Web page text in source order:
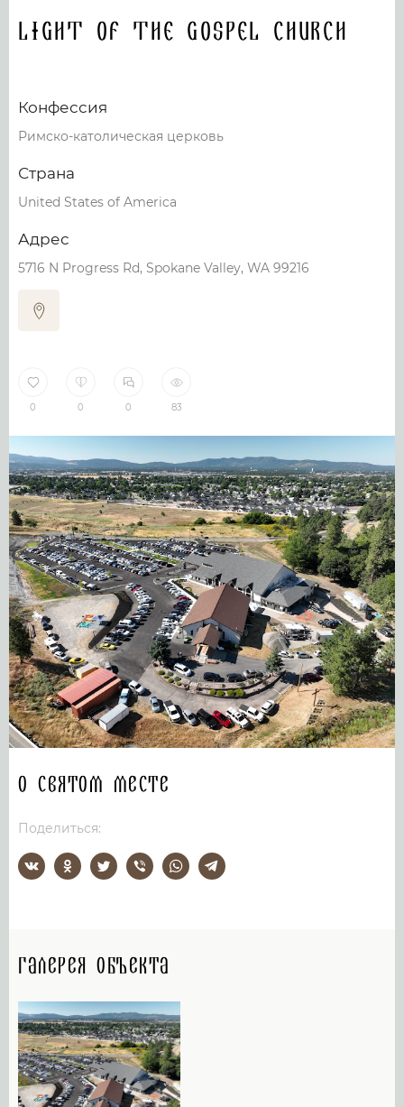
Light of the Gospel Church
Конфессия
Римско-католическая церковь
Страна
United States of America
Адрес
5716 N Progress Rd, Spokane Valley, WA 99216
0 0 0 83
О святом месте
Поделиться:
Галерея объекта